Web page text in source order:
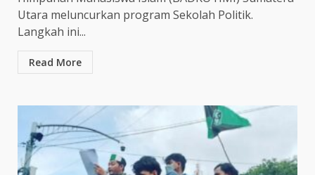
Utara meluncurkan program Sekolah Politik.
Langkah ini...
Read More